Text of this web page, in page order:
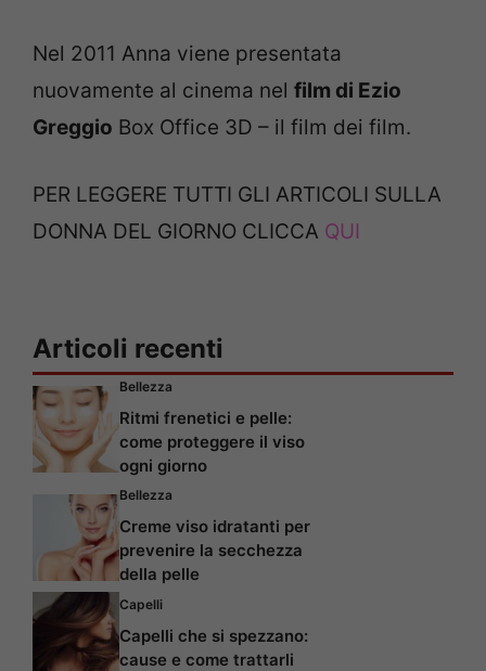
Nel 2011 Anna viene presentata
nuovamente al cinema nel film di Ezio
Greggio Box Office 3D – il film dei film.
PER LEGGERE TUTTI GLI ARTICOLI SULLA
DONNA DEL GIORNO CLICCA QUI
Articoli recenti
Bellezza
Ritmi frenetici e pelle:
come proteggere il viso
ogni giorno
Bellezza
Creme viso idratanti per
prevenire la secchezza
della pelle
Capelli
Capelli che si spezzano:
cause e come trattarli